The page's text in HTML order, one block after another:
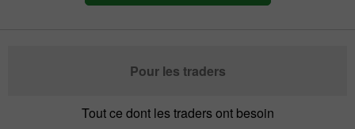
Pour les traders
Tout ce dont les traders ont besoin